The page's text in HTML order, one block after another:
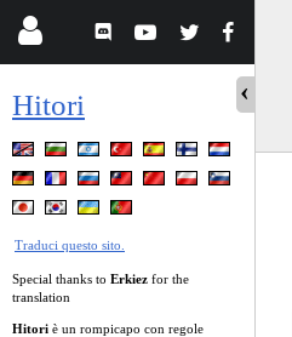
Hitori
Traduci questo sito.
Special thanks to Erkiez for the
translation
Hitori è un rompicapo con regole